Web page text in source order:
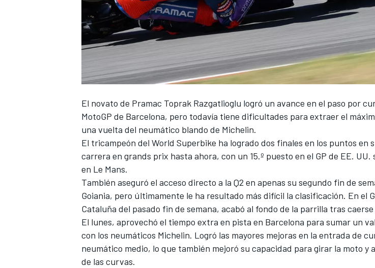
El novato de Pramac Toprak Razgatlioglu logró un avance en el paso por
MotoGP de Barcelona, pero todavía tiene dificultades para extraer el
una vuelta del neumático blando de Michelin.
El tricampeón del World Superbike ha logrado dos finales en los puntos en
carrera en grands prix hasta ahora, con un 15.º puesto en el GP de EE. UU.
en Le Mans.
También aseguró el acceso directo a la Q2 en apenas su segundo fin de
Goiania, pero últimamente le ha resultado más difícil la clasificación. En el
Cataluña del pasado fin de semana, acabó al fondo de la parrilla tras caerse
El lunes, aprovechó el tiempo extra en pista en Barcelona para sumar un
con los neumáticos Michelin. Logró las mayores mejoras en la entrada de
neumático medio, lo que también mejoró su capacidad para girar la moto y
de las curvas.